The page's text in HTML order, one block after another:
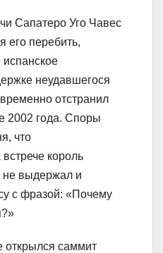
Сапатеро Уго Чавес
его перебить,
неудавшегося
отстранил
2002 года. Споры
что
король
не выдержал и
с фразой: «Почему
открылся саммит